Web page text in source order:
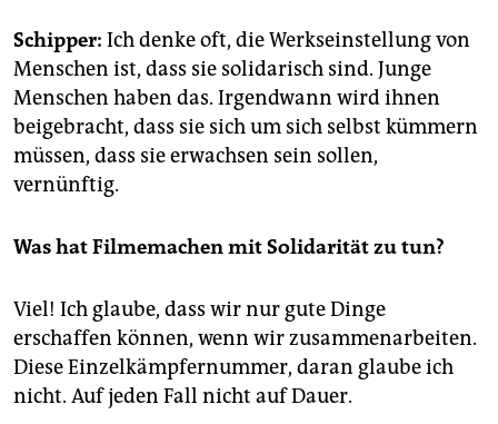
Schipper: Ich denke oft, die Werkseinstellung von
Menschen ist, dass sie solidarisch sind. Junge
Menschen haben das. Irgendwann wird ihnen
beigebracht, dass sie sich um sich selbst kümmern
müssen, dass sie erwachsen sein sollen,
vernünftig.
Was hat Filmemachen mit Solidarität zu tun?
Viel! Ich glaube, dass wir nur gute Dinge
erschaffen können, wenn wir zusammenarbeiten.
Diese Einzelkämpfernummer, daran glaube ich
nicht. Auf jeden Fall nicht auf Dauer.